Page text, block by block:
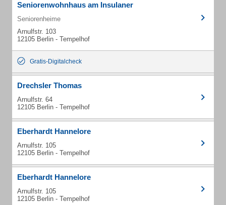
Seniorenwohnhaus am Insulaner
Seniorenheime
Arnulfstr. 103
12105 Berlin - Tempelhof
Gratis-Digitalcheck
Drechsler Thomas
Arnulfstr. 64
12105 Berlin - Tempelhof
Eberhardt Hannelore
Arnulfstr. 105
12105 Berlin - Tempelhof
Eberhardt Hannelore
Arnulfstr. 105
12105 Berlin - Tempelhof